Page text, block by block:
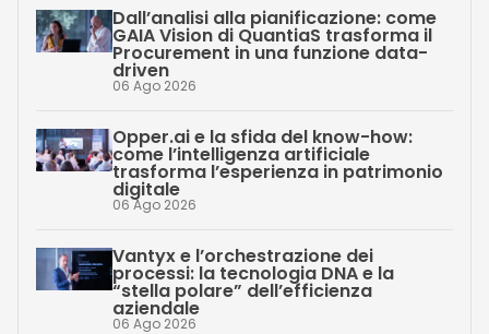
Dall’analisi alla pianificazione: come
GAIA Vision di QuantiaS trasforma il
Procurement in una funzione data-
driven
06 Ago 2026
Opper.ai e la sfida del know-how:
come l’intelligenza artificiale
trasforma l’esperienza in patrimonio
digitale
06 Ago 2026
Vantyx e l’orchestrazione dei
processi: la tecnologia DNA e la
“stella polare” dell’efficienza
aziendale
06 Ago 2026